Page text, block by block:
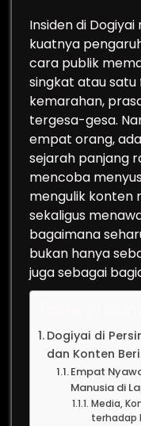
Insiden di
kuatnya
cara publik
singkat atau
kemarahan,
tergesa-gesa.
empat orang,
sejarah panjang
mencoba
mengulik konten
sekaligus
bagaimana
bukan hanya
juga sebagai
Dogiyai di
dan Konten
Empat
Manusia di
Media,
terhadap